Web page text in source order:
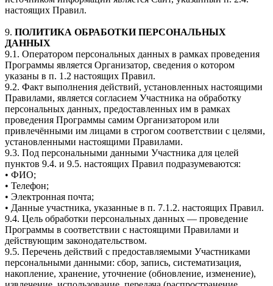
настоящих Правил.
9. ПОЛИТИКА ОБРАБОТКИ ПЕРСОНАЛЬНЫХ
ДАННЫХ
9.1. Оператором персональных данных в рамках проведения
Программы является Организатор, сведения о котором
указаны в п. 1.2 настоящих Правил.
9.2. Факт выполнения действий, установленных настоящими
Правилами, является согласием Участника на обработку
персональных данных, предоставленных им в рамках
проведения Программы самим Организатором или
привлечёнными им лицами в строгом соответствии с целями,
установленными настоящими Правилами.
9.3. Под персональными данными Участника для целей
пунктов 9.4. и 9.5. настоящих Правил подразумеваются:
• ФИО;
• Телефон;
• Электронная почта;
• Данные участника, указанные в п. 7.1.2. настоящих Правил.
9.4. Цель обработки персональных данных — проведение
Программы в соответствии с настоящими Правилами и
действующим законодательством.
9.5. Перечень действий с предоставляемыми Участниками
персональными данными: сбор, запись, систематизация,
накопление, хранение, уточнение (обновление, изменение),